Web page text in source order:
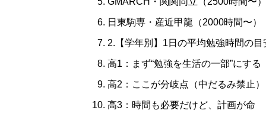
日東駒専・産近甲龍（2000時間〜）
2.【学年別】1日の平均勉強時間の目
高1：まず“勉強を生活の一部”にする
高2：ここが分岐点（中だるみ禁止）
高3：時間も必要だけど、計画が命